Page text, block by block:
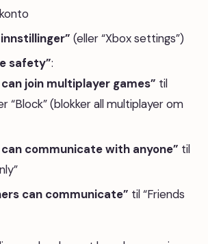
(eller “Xbox settings”)
safety”:
can join multiplayer games” til
“Block” (blokker all multiplayer om
can communicate with anyone” til
can communicate” til “Friends